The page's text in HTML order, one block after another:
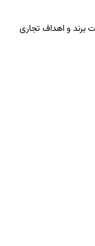
و اهداف تجاری